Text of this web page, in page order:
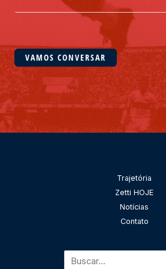
*e
a
g
e
m
*
VAMOS CONVERSAR
Trajetória
Zetti HOJE
Notícias
Contato
Pesquisar